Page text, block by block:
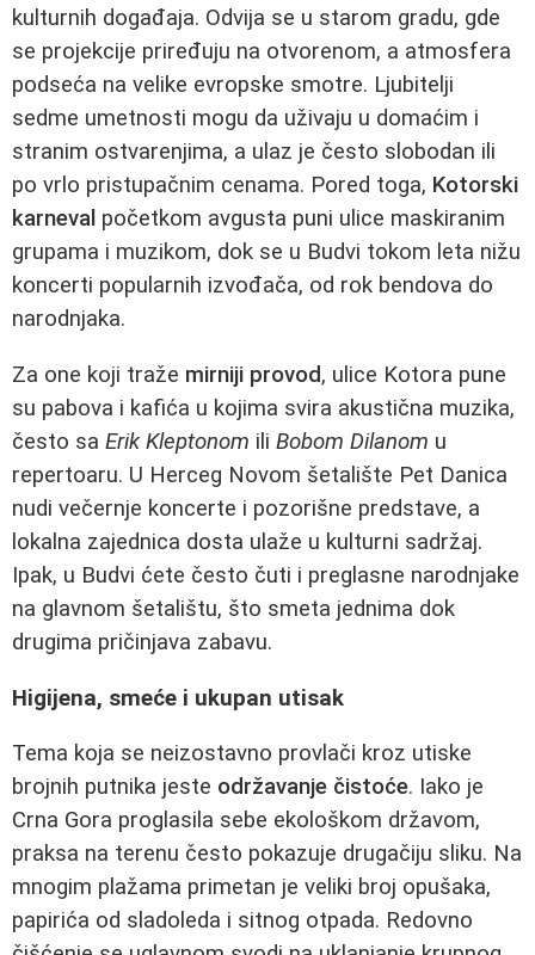
kulturnih događaja. Odvija se u starom gradu, gde
se projekcije priređuju na otvorenom, a atmosfera
podseća na velike evropske smotre. Ljubitelji
sedme umetnosti mogu da uživaju u domaćim i
stranim ostvarenjima, a ulaz je često slobodan ili
po vrlo pristupačnim cenama. Pored toga, Kotorski
karneval početkom avgusta puni ulice maskiranim
grupama i muzikom, dok se u Budvi tokom leta nižu
koncerti popularnih izvođača, od rok bendova do
narodnjaka.
Za one koji traže mirniji provod, ulice Kotora pune
su pabova i kafića u kojima svira akustična muzika,
često sa Erik Kleptonom ili Bobom Dilanom u
repertoaru. U Herceg Novom šetalište Pet Danica
nudi večernje koncerte i pozorišne predstave, a
lokalna zajednica dosta ulaže u kulturni sadržaj.
Ipak, u Budvi ćete često čuti i preglasne narodnjake
na glavnom šetalištu, što smeta jednima dok
drugima pričinjava zabavu.
Higijena, smeće i ukupan utisak
Tema koja se neizostavno provlači kroz utiske
brojnih putnika jeste održavanje čistoće. Iako je
Crna Gora proglasila sebe ekološkom državom,
praksa na terenu često pokazuje drugačiju sliku. Na
mnogim plažama primetan je veliki broj opušaka,
papirića od sladoleda i sitnog otpada. Redovno